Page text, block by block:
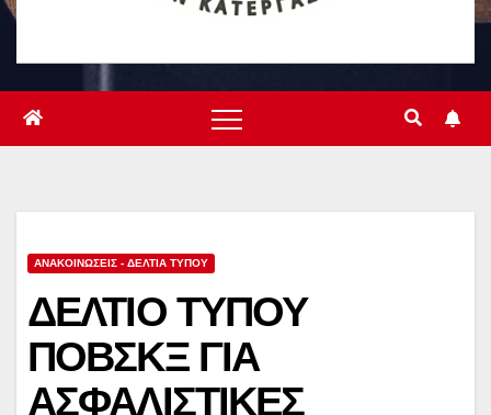
ΑΝΑΚΟΙΝΏΣΕΙΣ - ΔΕΛΤΊΑ ΤΎΠΟΥ
ΔΕΛΤΙΟ ΤΥΠΟΥ
ΠΟΒΣΚΞ ΓΙΑ
ΑΣΦΑΛΙΣΤΙΚΕΣ